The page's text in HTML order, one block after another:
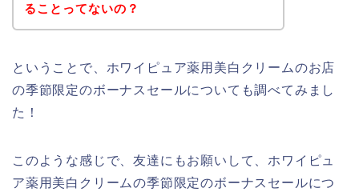
ることってないの？
ということで、ホワイピュア薬用美白クリームのお店
の季節限定のボーナスセールについても調べてみまし
た！
このような感じで、友達にもお願いして、ホワイピュ
ア薬用美白クリームの季節限定のボーナスセールにつ